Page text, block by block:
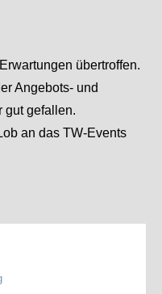
übertroffen.
Angebots- und
gut gefallen.
an das TW-Events